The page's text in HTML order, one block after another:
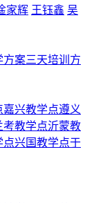
家辉 王钰鑫 吴
方案三天培训方
嘉兴教学点遵义
考教学点沂蒙教
点兴国教学点于